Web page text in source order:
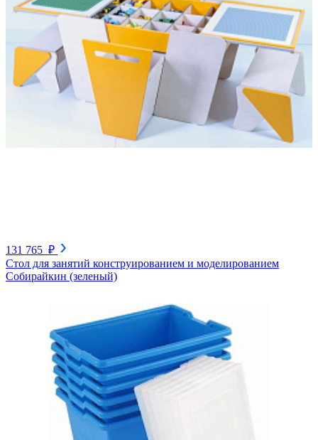
131 765 ₽
Стол для занятий конструированием и моделированием
Собирайкин (зеленый)